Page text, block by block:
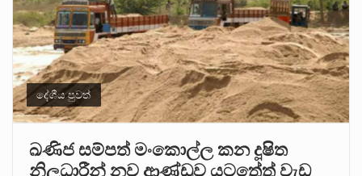
දේශීය පුවත්
ඛණිජ සම්පත් මංකොල්ල කන දූෂිත
නිලධාරීන් නව ආණ්ඩුව යටතේත් වැඩ